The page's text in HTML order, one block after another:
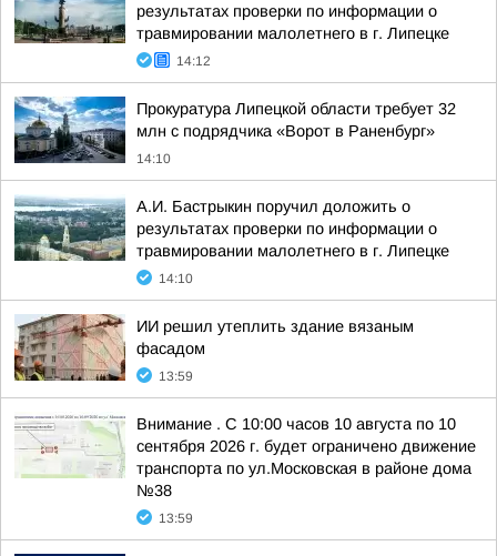
результатах проверки по информации о
травмировании малолетнего в г. Липецке
14:12
Прокуратура Липецкой области требует 32
млн с подрядчика «Ворот в Раненбург»
14:10
А.И. Бастрыкин поручил доложить о
результатах проверки по информации о
травмировании малолетнего в г. Липецке
14:10
ИИ решил утеплить здание вязаным
фасадом
13:59
Внимание . С 10:00 часов 10 августа по 10
сентября 2026 г. будет ограничено движение
транспорта по ул.Московская в районе дома
№38
13:59